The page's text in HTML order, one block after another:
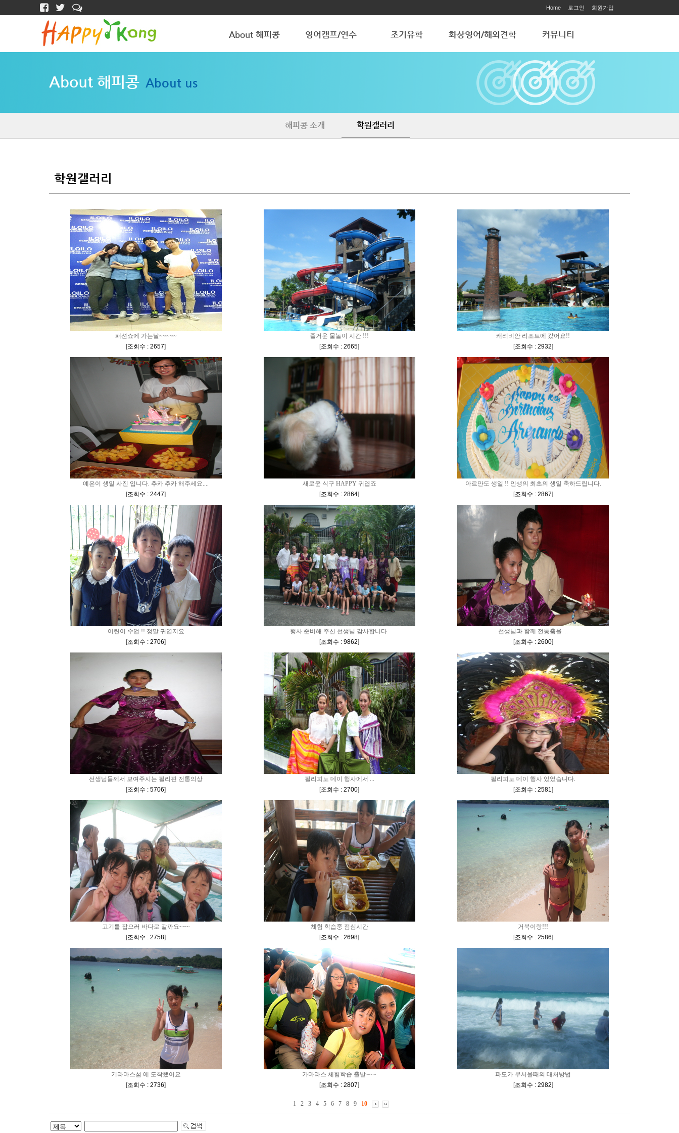
Home 로그인 회원가입
About 해피콩 영어캠프/연수 조기유학 화상영어/해외견학
해외 학습견학
커뮤니티
공지사항
ART ACADEMY
About 해피콩 About us
해피콩 소개 학원갤러리
학원갤러리
패션쇼에 가는날~~~~~
[조회수 : 2657]
즐거운 물놀이 시간 !!!
[조회수 : 2665]
캐리비안 리조트에 갔어요!!
[조회수 : 2932]
예은이 생일 사진 입니다. 추카 추카 해주세요....
[조회수 : 2447]
새로운 식구 HAPPY 귀엽죠
[조회수 : 2864]
아르만도 생일 !! 인생의 최초의 생일 축하드립니다.
[조회수 : 2867]
어린이 수업 !! 정말 귀엽지요
[조회수 : 2706]
행사 준비해 주신 선생님 감사합니다.
[조회수 : 9862]
선생님과 함께 전통춤을 ...
[조회수 : 2600]
선생님들께서 보여주시는 필리핀 전통의상
[조회수 : 5706]
필리피노 데이 행사에서 ...
[조회수 : 2700]
필리피노 데이 행사 있었습니다.
[조회수 : 2581]
고기를 잡으러 바다로 갈까요~~~
[조회수 : 2758]
체험 학습중 점심시간
[조회수 : 2698]
거북이랑!!!
[조회수 : 2586]
기라마스섬 에 도착했어요
[조회수 : 2736]
가마라스 체험학습 출발~~~
[조회수 : 2807]
파도가 무서울때의 대처방법
[조회수 : 2982]
1 2 3 4 5 6 7 8 9 10